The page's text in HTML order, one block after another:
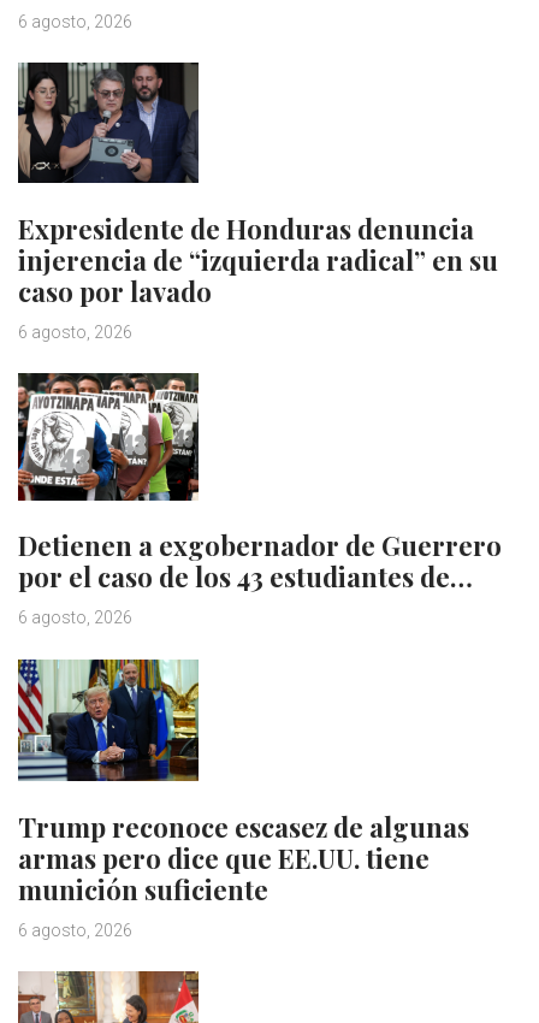
6 agosto, 2026
Expresidente de Honduras denuncia
injerencia de “izquierda radical” en su
caso por lavado
6 agosto, 2026
Detienen a exgobernador de Guerrero
por el caso de los 43 estudiantes de…
6 agosto, 2026
Trump reconoce escasez de algunas
armas pero dice que EE.UU. tiene
munición suficiente
6 agosto, 2026